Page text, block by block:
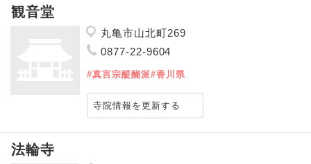
観音堂
丸亀市山北町269
0877-22-9604
#真言宗醍醐派#香川県
寺院情報を更新する
法輪寺